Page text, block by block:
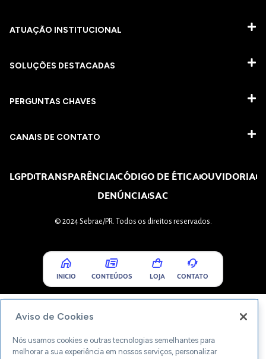
ATUAÇÃO INSTITUCIONAL
SOLUÇÕES DESTACADAS
PERGUNTAS CHAVES​
CANAIS DE CONTATO
LGPDTRANSPARÊNCIACÓDIGO DE ÉTICAOUVIDORIA
DENÚNCIASAC
© 2024 Sebrae/PR. Todos os direitos reservados.
INICIO CONTEÚDOS LOJA CONTATO
Aviso de Cookies
Nós usamos cookies e outras tecnologias semelhantes para
melhorar a sua experiência em nossos serviços, personalizar